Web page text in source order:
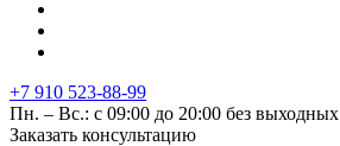
+7 910 523-88-99
Пн. – Вс.: с 09:00 до 20:00 без выходных
Заказать консультацию